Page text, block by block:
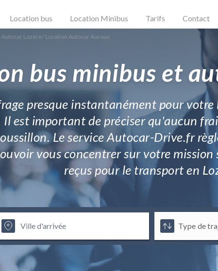
Location bus Location Minibus Tarifs Contact
Autocar Lozère/ Location Autocar Auroux
bus minibus et
presque instantanément pour
est important de préciser qu'aucun
Le service Autocar-Drive.fr
vous concentrer sur votre
reçus pour le transport en